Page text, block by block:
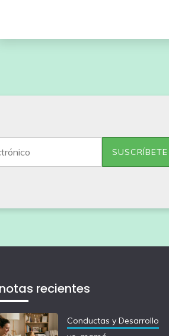
recientes
Conductas y Desarrollo